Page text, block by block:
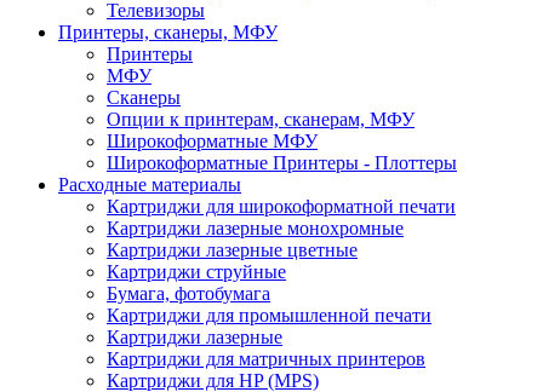
Телевизоры
Принтеры, сканеры, МФУ
Принтеры
МФУ
Сканеры
Опции к принтерам, сканерам, МФУ
Широкоформатные МФУ
Широкоформатные Принтеры - Плоттеры
Расходные материалы
Картриджи для широкоформатной печати
Картриджи лазерные монохромные
Картриджи лазерные цветные
Картриджи струйные
Бумага, фотобумага
Картриджи для промышленной печати
Картриджи лазерные
Картриджи для матричных принтеров
Картриджи для HP (MPS)